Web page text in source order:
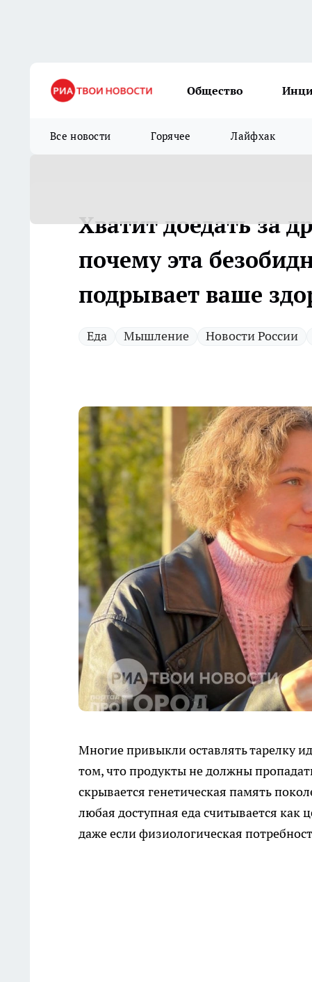
Общество
Все новости Горячее Лайфхак
Хватит доедать за
почему эта
подрывает ваше
Еда Мышление Новости России
Многие привыкли оставлять тарелку
том, что продукты не должны
скрывается генетическая память
любая доступная еда считывается
даже если физиологическая